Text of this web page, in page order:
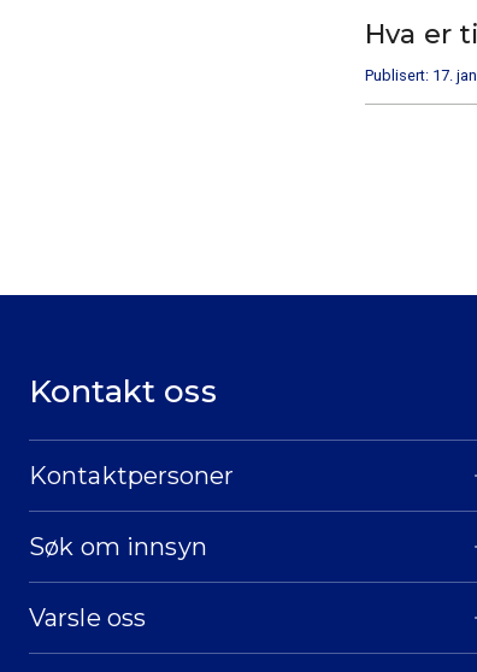
Hva er
Publisert: 17.
Kontakt oss
Kontaktpersoner
Søk om innsyn
Varsle oss